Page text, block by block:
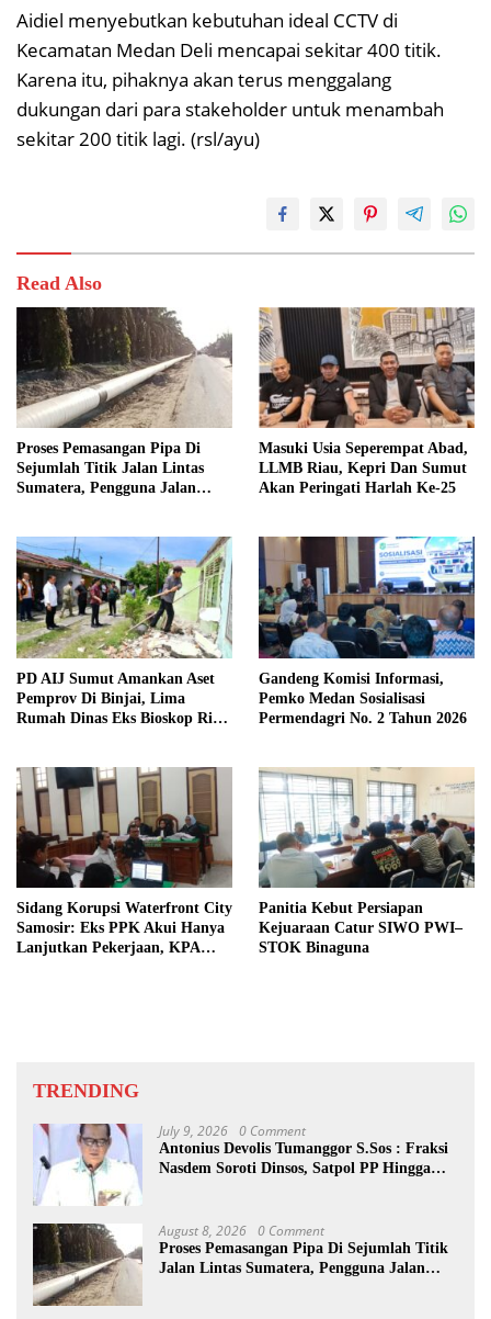
Aidiel menyebutkan kebutuhan ideal CCTV di
Kecamatan Medan Deli mencapai sekitar 400 titik.
Karena itu, pihaknya akan terus menggalang
dukungan dari para stakeholder untuk menambah
sekitar 200 titik lagi. (rsl/ayu)
Read Also
Proses Pemasangan Pipa Di
Sejumlah Titik Jalan Lintas
Sumatera, Pengguna Jalan
Masuki Usia Seperempat Abad,
LLMB Riau, Kepri Dan Sumut
Akan Peringati Harlah Ke-25
PD AIJ Sumut Amankan Aset
Pemprov Di Binjai, Lima
Rumah Dinas Eks Bioskop Ria
Gandeng Komisi Informasi,
Pemko Medan Sosialisasi
Permendagri No. 2 Tahun 2026
Sidang Korupsi Waterfront City
Samosir: Eks PPK Akui Hanya
Lanjutkan Pekerjaan, KPA
Panitia Kebut Persiapan
Kejuaraan Catur SIWO PWI–
STOK Binaguna
TRENDING
July 9, 2026 0 Comment
Antonius Devolis Tumanggor S.Sos : Fraksi
Nasdem Soroti Dinsos, Satpol PP Hingga
August 8, 2026 0 Comment
Proses Pemasangan Pipa Di Sejumlah Titik
Jalan Lintas Sumatera, Pengguna Jalan